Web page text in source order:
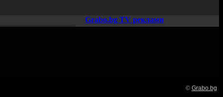
Grabo.bg TV реклами
© Grabo.bg